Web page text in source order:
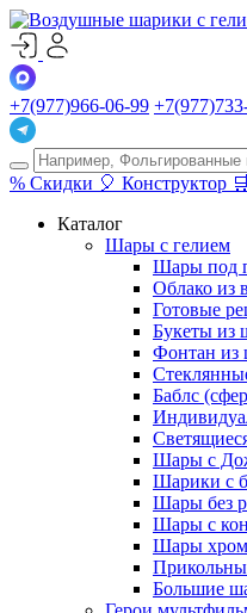
+7(977)966-06-99
% Скидки 🎈 Конструктор 🛒
Каталог
Шары с гелием
Шары под
Облако из
Готовые
Букеты из
Фонтан из
Баблс
Шары с
Шарики с
Шары без
Шары с
Шары хром
Большие